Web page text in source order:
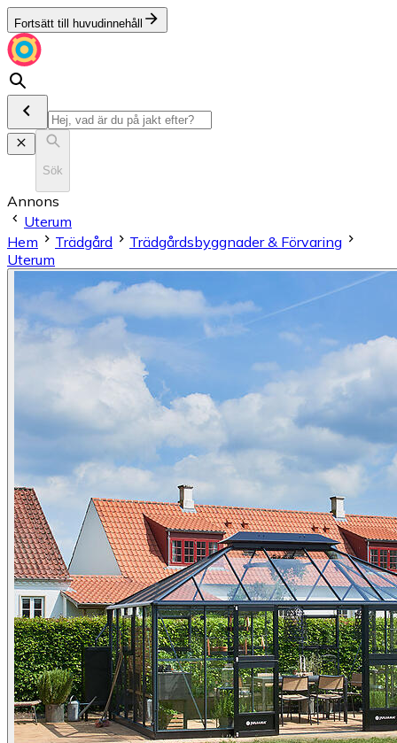
Fortsätt till huvudinnehåll
Sök
Annons
Uterum
Hem
Trädgård
Trädgårdsbyggnader & Förvaring
Uterum